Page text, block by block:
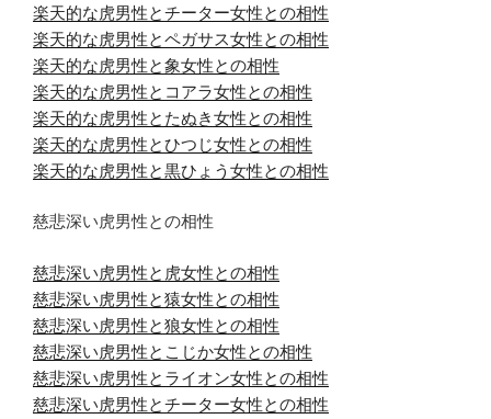
楽天的な虎男性とチーター女性との相性
楽天的な虎男性とペガサス女性との相性
楽天的な虎男性と象女性との相性
楽天的な虎男性とコアラ女性との相性
楽天的な虎男性とたぬき女性との相性
楽天的な虎男性とひつじ女性との相性
楽天的な虎男性と黒ひょう女性との相性
慈悲深い虎男性との相性
慈悲深い虎男性と虎女性との相性
慈悲深い虎男性と猿女性との相性
慈悲深い虎男性と狼女性との相性
慈悲深い虎男性とこじか女性との相性
慈悲深い虎男性とライオン女性との相性
慈悲深い虎男性とチーター女性との相性